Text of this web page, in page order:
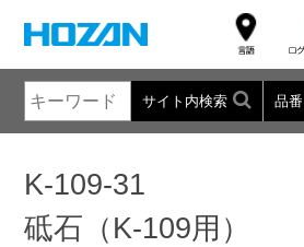
サイト内検索 品
K-109-31
砥石（K-109用）